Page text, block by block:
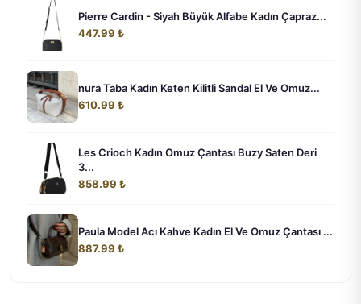
Pierre Cardin - Siyah Büyük Alfabe Kadın Çapraz...
447.99 ₺
nura Taba Kadın Keten Kilitli Sandal El Ve Omuz...
610.99 ₺
Les Crioch Kadın Omuz Çantası Buzy Saten Deri
3...
858.99 ₺
Paula Model Acı Kahve Kadın El Ve Omuz Çantası ...
887.99 ₺